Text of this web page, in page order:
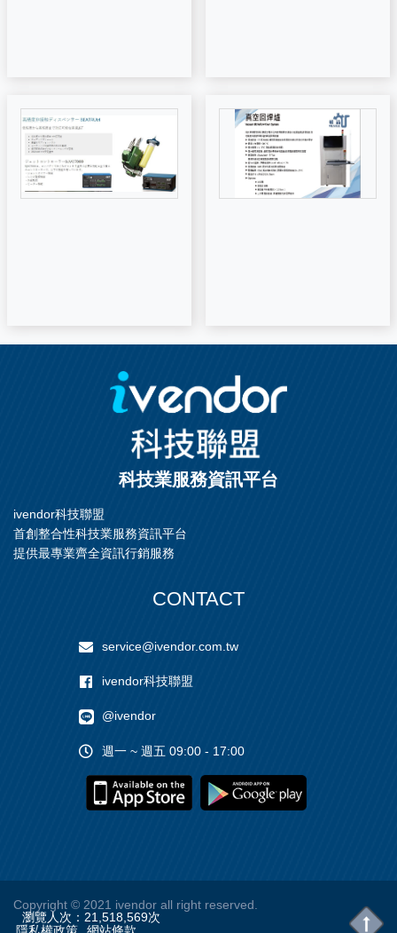
科技業服務資訊平台
ivendor科技聯盟
首創整合性科技業服務資訊平台
提供最專業齊全資訊行銷服務
CONTACT
service@ivendor.com.tw
ivendor科技聯盟
@ivendor
週一 ~ 週五 09:00 - 17:00
Copyright © 2021 ivendor all right reserved.
瀏覽人次： 21,518,569次